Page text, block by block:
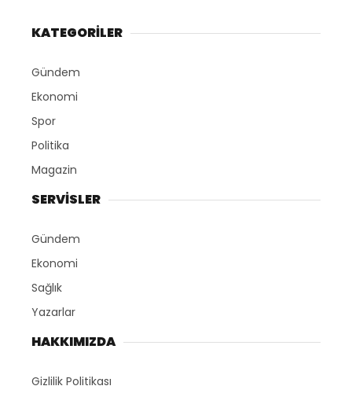
KATEGORİLER
Gündem
Ekonomi
Spor
Politika
Magazin
SERVİSLER
Gündem
Ekonomi
Sağlık
Yazarlar
HAKKIMIZDA
Gizlilik Politikası